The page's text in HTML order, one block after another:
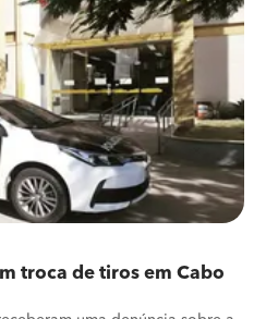
troca de tiros em Cabo